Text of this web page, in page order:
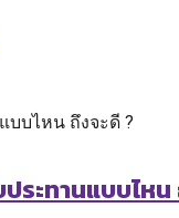
ะทานแบบไหน